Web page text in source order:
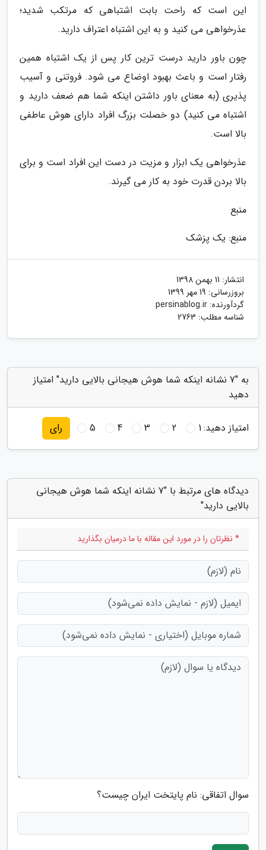
این است که راحت بابت اشتباهی که مرتکب شدید؛
عذرخواهی می کنید و به این اشتباه اعتراف دارید.
چون باور دارید درست ترین کار پس از یک اشتباه همین
رفتار است و باعث بهبود اوضاع می شود. فروتنی و آسیب
پذیری (به معنای باور داشتن اینکه شما هم ضعف دارید و
اشتباه می کنید) دو خصلت بزرگ افراد دارای هوش عاطفی
بالا است.
عذرخواهی یک ابزار و مزیت در دست این افراد است و برای
بالا بردن قدرت خود به کار می گیرند.
منبع
منبع: یک پزشک
انتشار: 11 بهمن 1398
بروزرسانی: 19 مهر 1399
گردآورنده: persinablog.ir
شناسه مطلب: 2763
به "7 نشانه اینکه شما هوش هیجانی بالایی دارید" امتیاز
دهید
امتیاز دهید:1
2
3
4
5 رای
دیدگاه های مرتبط با "7 نشانه اینکه شما هوش هیجانی
بالایی دارید"
* نظرتان را در مورد این مقاله با ما درمیان بگذارید
سوال اتفاقی: نام پایتخت ایران چیست؟